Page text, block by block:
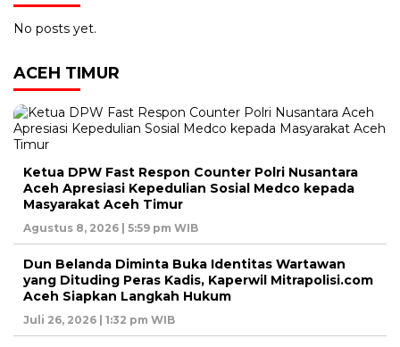
No posts yet.
ACEH TIMUR
Ketua DPW Fast Respon Counter Polri Nusantara
Aceh Apresiasi Kepedulian Sosial Medco kepada
Masyarakat Aceh Timur
Agustus 8, 2026 | 5:59 pm WIB
Dun Belanda Diminta Buka Identitas Wartawan
yang Dituding Peras Kadis, Kaperwil Mitrapolisi.com
Aceh Siapkan Langkah Hukum
Juli 26, 2026 | 1:32 pm WIB